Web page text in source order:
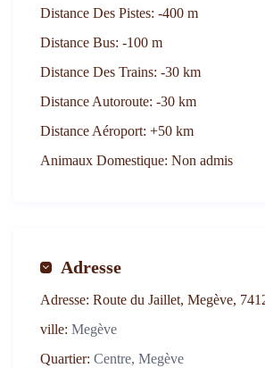
Distance Des Pistes: -400 m
Distance Bus: -100 m
Distance Des Trains: -30 km
Distance Autoroute: -30 km
Distance Aéroport: +50 km
Animaux Domestique: Non admis
Adresse
Adresse: Route du Jaillet, Megève,
ville: Megève
Quartier: Centre, Megève